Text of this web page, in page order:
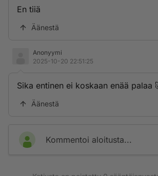
En tiiä
Äänestä
Anonyymi
2025-10-20 22:51:25
Sika entinen ei koskaan enää palaa
Äänestä
Kommentoi aloitusta...